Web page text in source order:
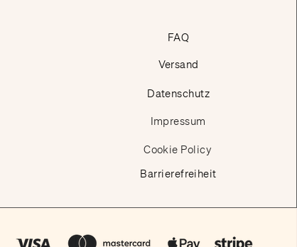
FAQ
Versand
Datenschutz
Impressum
Cookie Policy
Barrierefreiheit